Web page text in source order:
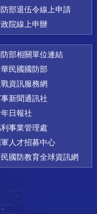
防部退伍令線上申請
院線上申辦
防部相關單位連結
民國國防部
資訊服務網
新聞通訊社
日報社
事業管理處
軍人才招募中心
國防教育全球資訊網